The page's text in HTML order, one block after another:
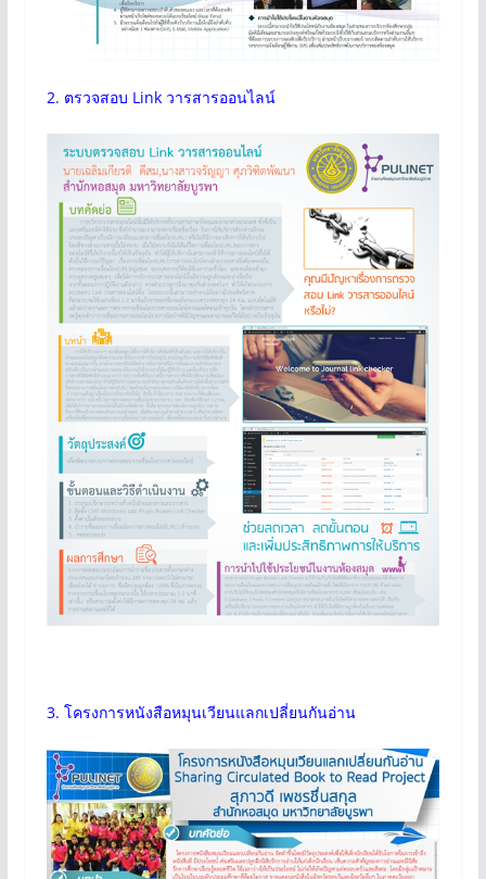
2. ตรวจสอบ Link วารสารออนไลน์
3. โครงการหนังสือหมุนเวียนแลกเปลี่ยนกันอ่าน